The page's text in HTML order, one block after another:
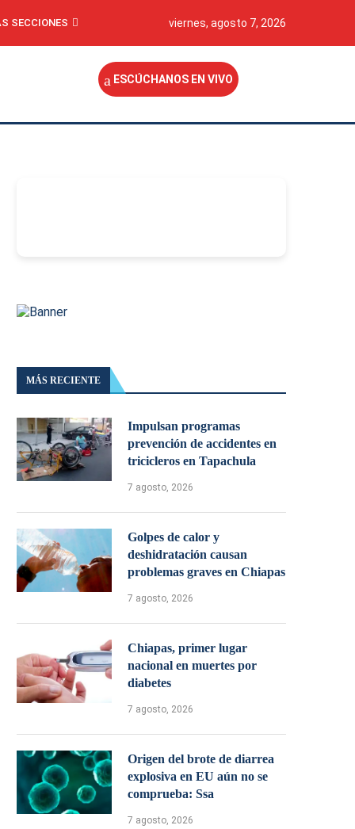
SECCIONES viernes, agosto 7, 2026
ESCÚCHANOS EN VIVO
MÁS RECIENTE
Impulsan programas
prevención de accidentes en
tricicleros en Tapachula
7 agosto, 2026
Golpes de calor y
deshidratación causan
problemas graves en Chiapas
7 agosto, 2026
Chiapas, primer lugar
nacional en muertes por
diabetes
7 agosto, 2026
Origen del brote de diarrea
explosiva en EU aún no se
comprueba: Ssa
7 agosto, 2026